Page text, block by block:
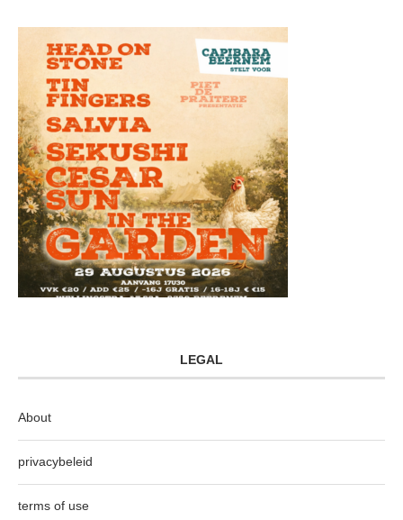
LEGAL
About
privacybeleid
terms of use